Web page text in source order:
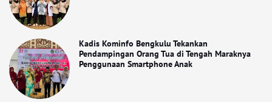
Kadis Kominfo Bengkulu Tekankan
Pendampingan Orang Tua di Tengah Maraknya
Penggunaan Smartphone Anak